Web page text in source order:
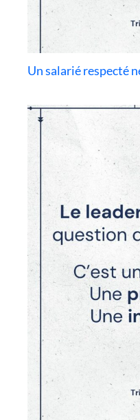
Un salarié respecté